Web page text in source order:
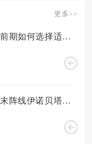
更多>>
在斗罗大陆前期如何选择适合自己的武器
如何打造终末阵线伊诺贝塔阵容